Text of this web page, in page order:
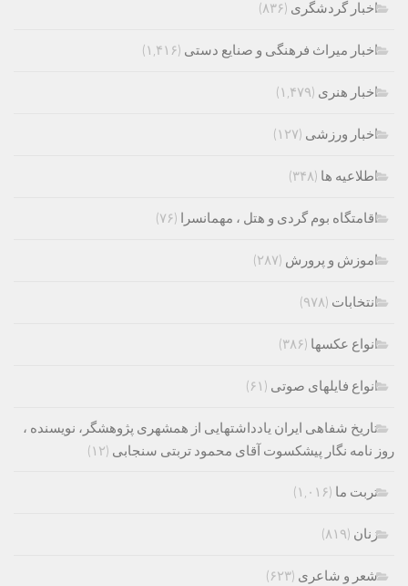
اخبار گردشگری (۸۳۶)
اخبار میراث فرهنگی و صنایع دستی (۱,۴۱۶)
اخبار هنری (۱,۴۷۹)
اخبار ورزشی (۱۲۷)
اطلاعیه ها (۳۴۸)
اقامتگاه بوم گردی و هتل ، مهمانسرا (۷۶)
اموزش و پرورش (۲۸۷)
انتخابات (۹۷۸)
انواع عکسها (۳۸۶)
انواع فایلهای صوتی (۶۱)
تاریخ شفاهی ایران یادداشتهایی از همشهری پژوهشگر، نویسنده ،
روز نامه نگار پیشکسوت آقای محمود تربتی سنجابی (۱۲)
تربت ما (۱,۰۱۶)
زنان (۸۱۹)
شعر و شاعری (۶۲۳)